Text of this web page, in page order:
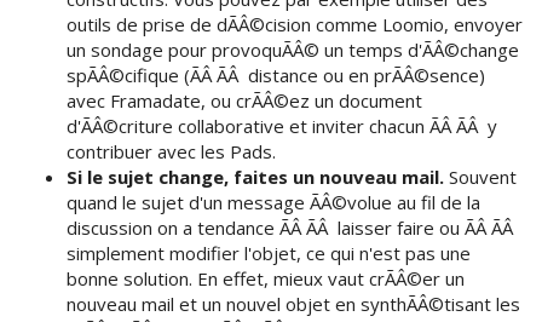
outils de prise de dÃÂ©cision comme Loomio, envoyer
un sondage pour provoquÃÂ© un temps d'ÃÂ©change
spÃÂ©cifique (ÃÂ ÃÂ distance ou en prÃÂ©sence)
avec Framadate, ou crÃÂ©ez un document
d'ÃÂ©criture collaborative et inviter chacun ÃÂ ÃÂ y
contribuer avec les Pads.
Si le sujet change, faites un nouveau mail. Souvent
quand le sujet d'un message ÃÂ©volue au fil de la
discussion on a tendance ÃÂ ÃÂ laisser faire ou ÃÂ ÃÂ
simplement modifier l'objet, ce qui n'est pas une
bonne solution. En effet, mieux vaut crÃÂ©er un
nouveau mail et un nouvel objet en synthÃÂ©tisant les